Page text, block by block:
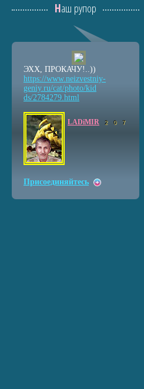
Наш рупор
ЭХХ, ПРОКАЧУ!..))
https://www.neizvestniy-
geniy.ru/cat/photo/kid
ds/2784279.html
LADiMIR 2 0 7
Присоединяйтесь